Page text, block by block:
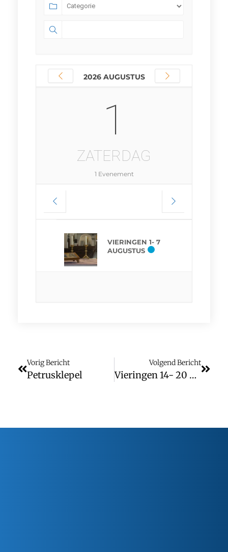
2026 AUGUSTUS
1
ZATERDAG
1 Evenement
VIERINGEN 1- 7
AUGUSTUS
Vorig Bericht
Petrusklepel
Volgend Bericht
Vieringen 14- 20 Mei